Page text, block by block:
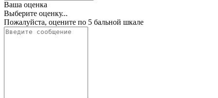
Ваша оценка
Выберите оценку...
Пожалуйста, оцените по 5 бальной шкале